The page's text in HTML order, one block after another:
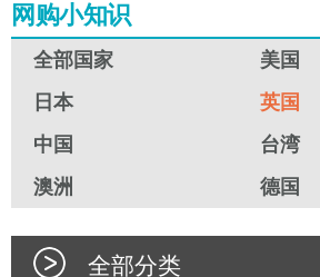
网购小知识
全部国家
美国
日本
英国
中国
台湾
澳洲
德国
全部分类